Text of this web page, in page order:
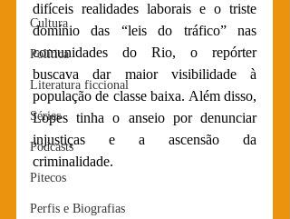
Cultura
Política
Literatura ficcional
Séries
Podcasts
Pitecos
Perfis e Biografias
difíceis realidades laborais e o triste
domínio das “leis do tráfico” nas
comunidades do Rio, o repórter
buscava dar maior visibilidade à
população de classe baixa. Além disso,
Lopes tinha o anseio por denunciar
injustiças e a ascensão da
criminalidade.